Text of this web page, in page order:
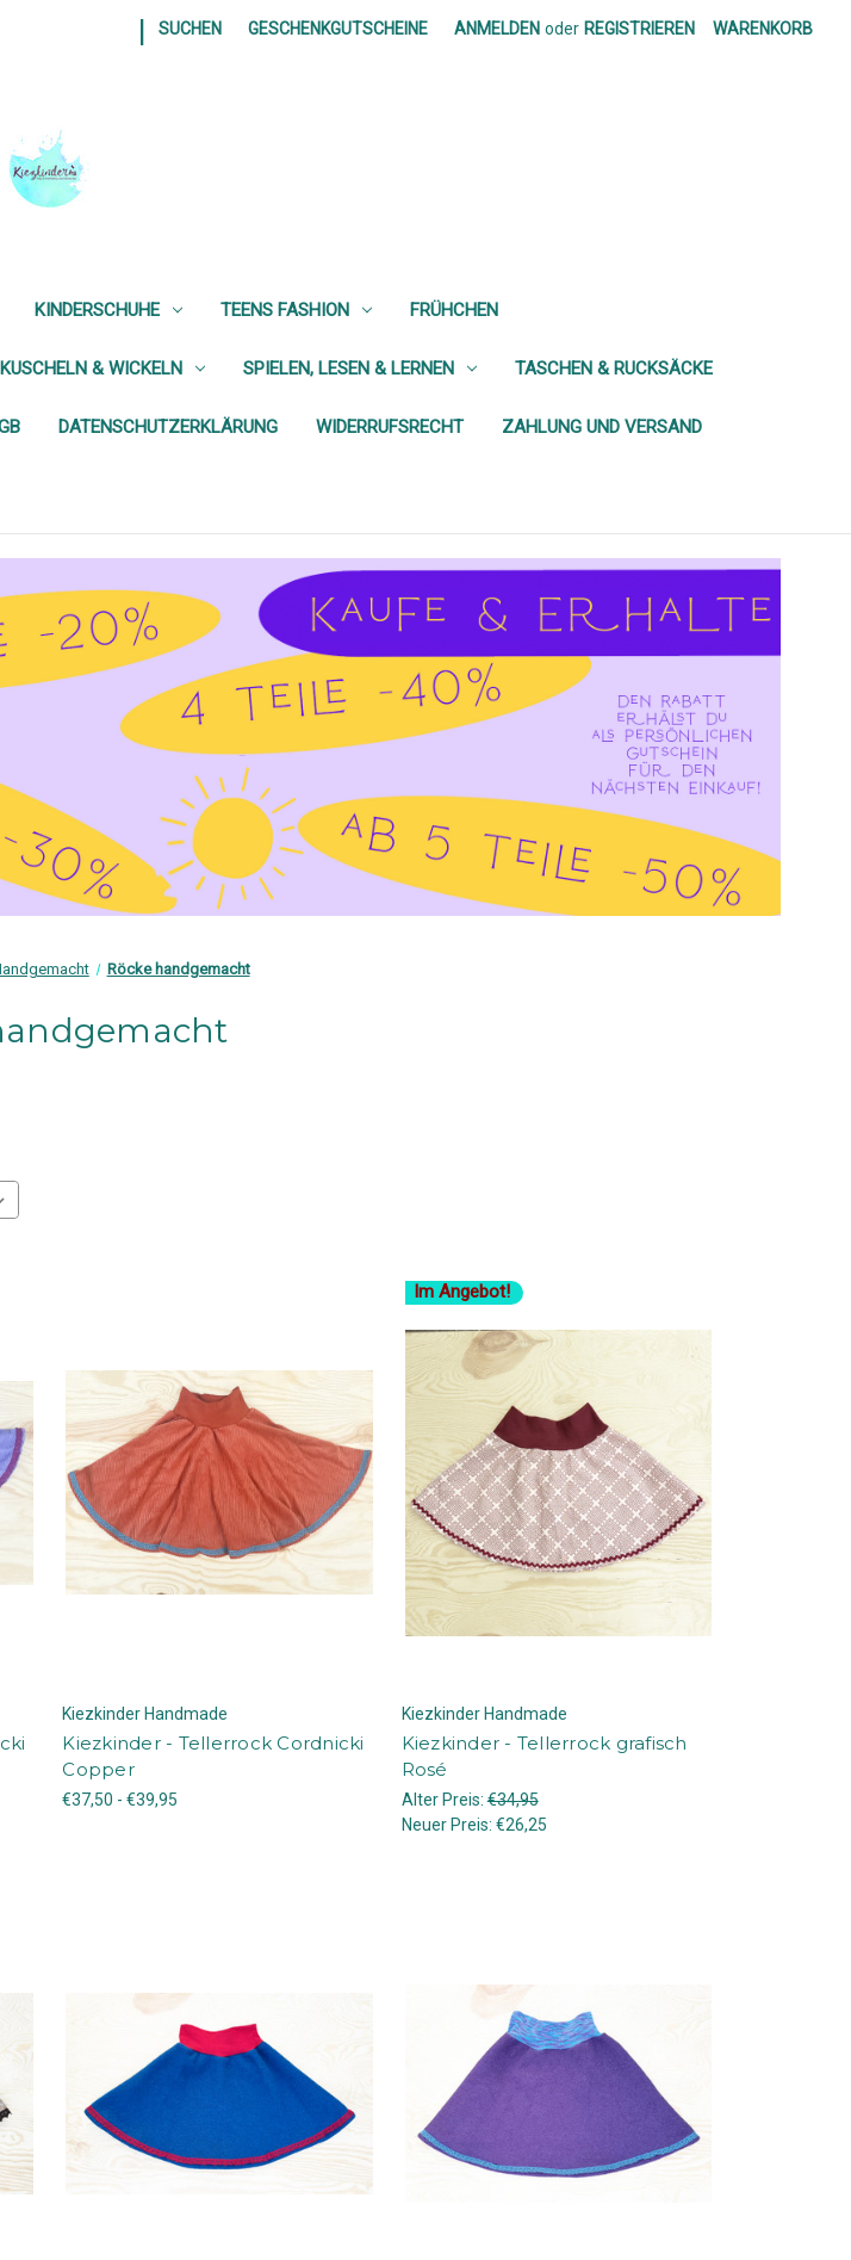
SUCHEN GESCHENKGUTSCHEINE ANMELDEN oder REGISTRIEREN WARENKORB
KINDERSCHUHE TEENS FASHION FRÜHCHEN
& WICKELN SPIELEN, LESEN & LERNEN TASCHEN & RUCKSÄCKE
DATENSCHUTZERKLÄRUNG WIDERRUFSRECHT ZAHLUNG UND VERSAND
Röcke handgemacht
Kiezkinder Handmade
Kiezkinder - Tellerrock Cordnicki
Copper
€37,50 - €39,95
Im Angebot!
Kiezkinder Handmade
Kiezkinder - Tellerrock grafisch
Rosé
Alter Preis:€34,95
Neuer Preis: €26,25